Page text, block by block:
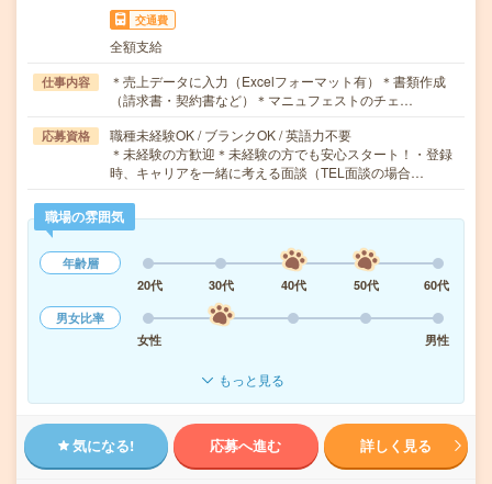
交通費
全額支給
仕事内容
＊売上データに入力（Excelフォーマット有）＊書類作成
（請求書・契約書など）＊マニュフェストのチェ…
応募資格
職種未経験OK / ブランクOK / 英語力不要
＊未経験の方歓迎＊未経験の方でも安心スタート！・登録
時、キャリアを一緒に考える面談（TEL面談の場合…
職場の雰囲気
年齢層
20代
30代 40代 50代
60代
男女比率
女性
男性
もっと見る
気になる! 応募へ進む 詳しく見る